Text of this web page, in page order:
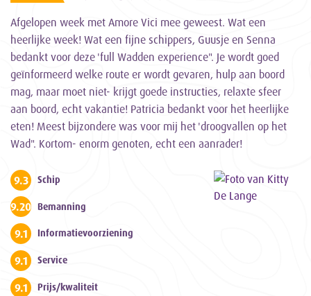
Afgelopen week met Amore Vici mee geweest. Wat een
heerlijke week! Wat een fijne schippers, Guusje en Senna
bedankt voor deze 'full Wadden experience". Je wordt goed
geïnformeerd welke route er wordt gevaren, hulp aan boord
mag, maar moet niet- krijgt goede instructies, relaxte sfeer
aan boord, echt vakantie! Patricia bedankt voor het heerlijke
eten! Meest bijzondere was voor mij het 'droogvallen op het
Wad". Kortom- enorm genoten, echt een aanrader!
9.3 Schip
9.200000000000001
Bemanning
9.1 Informatievoorziening
9.1 Service
9.1 Prijs/kwaliteit